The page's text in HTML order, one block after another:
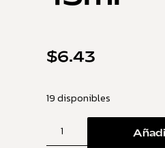
$6.43
19 disponibles